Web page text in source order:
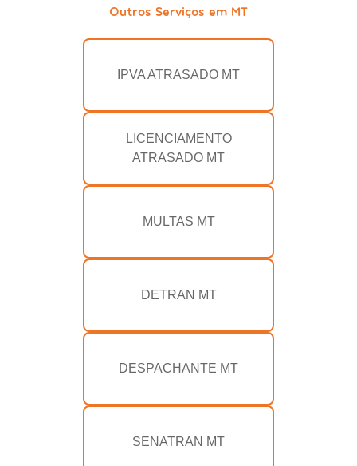
Outros Serviços em MT
IPVA ATRASADO MT
LICENCIAMENTO
ATRASADO MT
MULTAS MT
DETRAN MT
DESPACHANTE MT
SENATRAN MT